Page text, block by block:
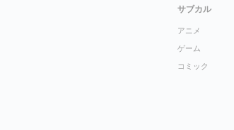
サブカル
アニメ
ゲーム
コミック